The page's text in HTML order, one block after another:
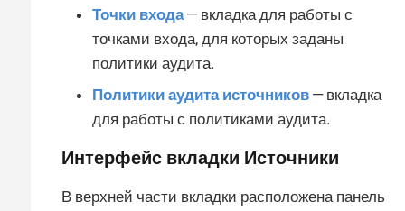
Точки входа— вкладка для работы с
точками входа, для которых заданы
политики аудита.
Политики аудита источников — вкладка
для работы с политиками аудита.
Интерфейс вкладки Источники
В верхней части вкладки расположена панель